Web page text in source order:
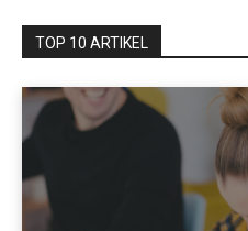
TOP 10 ARTIKEL